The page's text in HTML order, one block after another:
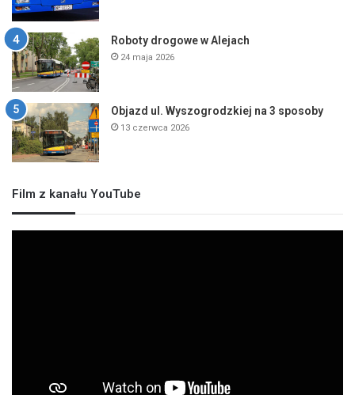
Roboty drogowe w Alejach
24 maja 2026
Objazd ul. Wyszogrodzkiej na 3 sposoby
13 czerwca 2026
Film z kanału YouTube